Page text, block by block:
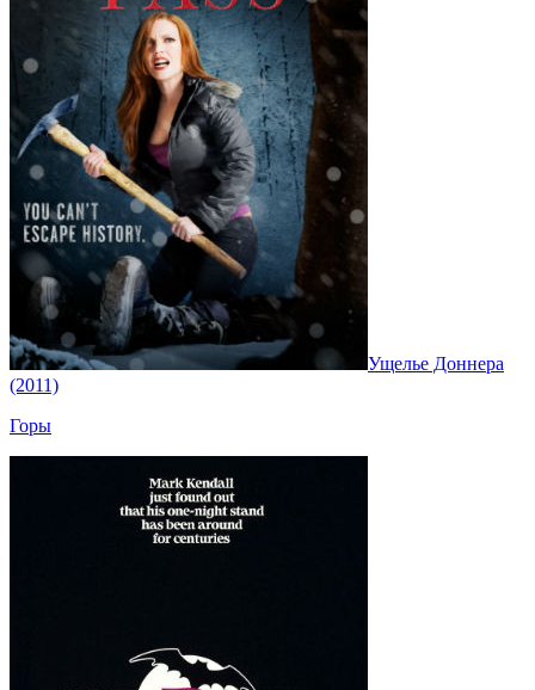
Ущелье Доннера
(2011)
Горы